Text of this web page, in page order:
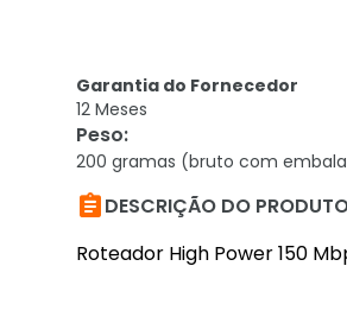
Garantia do Fornecedor
12 Meses
Peso:
200 gramas (bruto com
DESCRIÇÃO DO
Roteador High Power 150